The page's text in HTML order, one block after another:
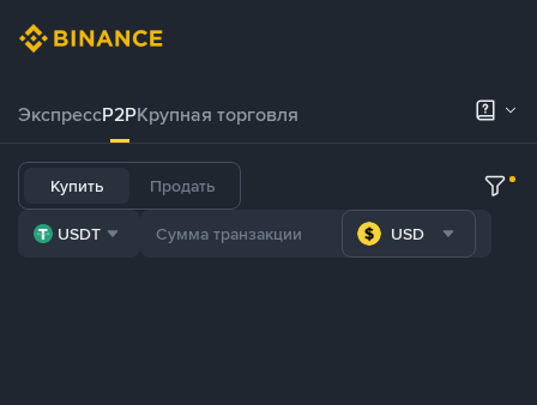
ЭкспрессP2PКрупная торговля
Купить Продать
USDT USD